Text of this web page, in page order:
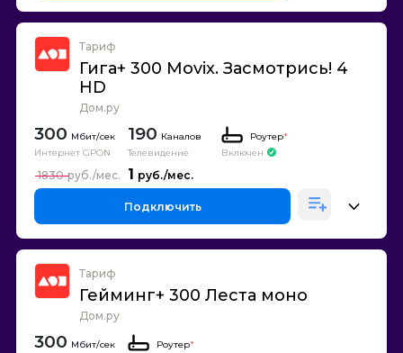
Тариф
Гига+ 300 Movix. Засмотрись! 4
HD
Дом.ру
300
Интернет GPON
190 Каналов
Телевидение
Роутер*
Включен
1
1830
Подключить
Тариф
Гейминг+ 300 Леста моно
Дом.ру
300 Роутер*